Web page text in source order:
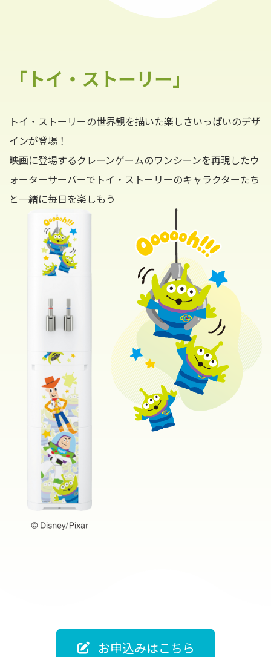
「トイ・ストーリー」
トイ・ストーリーの世界観を描いた楽しさいっぱいのデザ
インが登場！
映画に登場するクレーンゲームのワンシーンを再現したウ
ォーターサーバーでトイ・ストーリーのキャラクターたち
と一緒に毎日を楽しもう
お申込みはこちら